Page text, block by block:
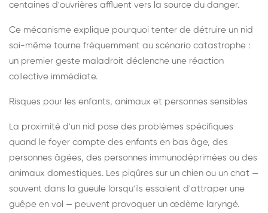
centaines d'ouvrières affluent vers la source du danger.
Ce mécanisme explique pourquoi tenter de détruire un nid
soi-même tourne fréquemment au scénario catastrophe :
un premier geste maladroit déclenche une réaction
collective immédiate.
Risques pour les enfants, animaux et personnes sensibles
La proximité d'un nid pose des problèmes spécifiques
quand le foyer compte des enfants en bas âge, des
personnes âgées, des personnes immunodéprimées ou des
animaux domestiques. Les piqûres sur un chien ou un chat —
souvent dans la gueule lorsqu'ils essaient d'attraper une
guêpe en vol — peuvent provoquer un œdème laryngé.